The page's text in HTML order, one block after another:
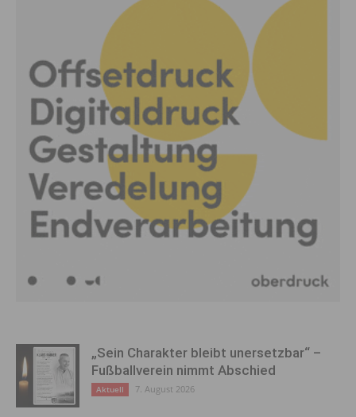
„Sein Charakter bleibt unersetzbar“ –
Fußballverein nimmt Abschied
Aktuell 7. August 2026